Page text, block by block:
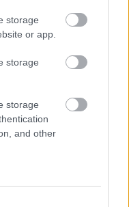
storage
or app.
storage
storage
and other
Európában és
es évet
a folyamatok